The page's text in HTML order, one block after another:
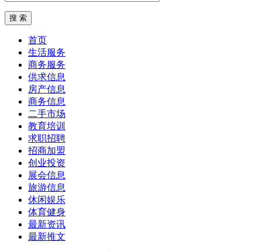
首页
生活服务
商务服务
供求信息
房产信息
商务信息
二手市场
教育培训
求职招聘
招商加盟
创业投资
展会信息
旅游信息
休闲娱乐
体育健身
最新资讯
最新推文